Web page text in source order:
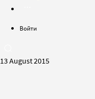
Войти
13 August 2015